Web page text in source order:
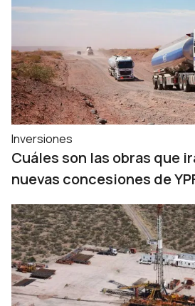
Inversiones
Cuáles son las obras que
nuevas concesiones de